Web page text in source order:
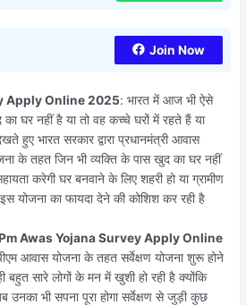
Join Now
Apply Online 2025: भारत में आज भी ऐसे
घर नहीं है या तो वह कच्चे घरों में रहते हैं या
हुए भारत सरकार द्वारा प्रधानमंत्री आवास
के तहत जिन भी व्यक्ति के पास खुद का घर नहीं
करेगी घर बनवाने के लिए शहरी हो या ग्रामीण
योजना का फायदा देने की कोशिश कर रही है
Awas Yojana Survey Apply Online
आवास योजना के तहत सर्वेक्षण योजना शुरू होने
बहुत सारे लोगों के मन में खुशी हो रही है क्योंकि
भी सपना पूरा होगा सर्वेक्षण से जुड़ी कुछ